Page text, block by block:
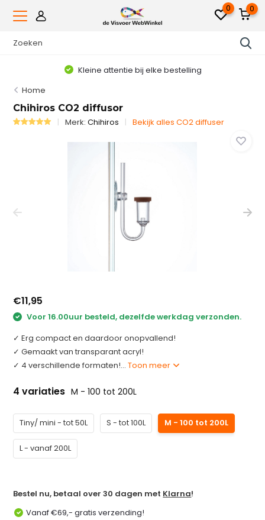
0 0
Kleine attentie bij elke bestelling
Home
Chihiros CO2 diffusor
Merk:Chihiros Bekijk alles CO2 diffuser
€11,95
Voor 16.00uur besteld, dezelfde werkdag verzonden.
✓ Erg compact en daardoor onopvallend!
✓ Gemaakt van transparant acryl!
✓ 4 verschillende formaten!...Toon meer
4 variaties M - 100 tot 200L
Tiny/ mini - tot 50L S - tot 100L M - 100 tot 200L
L - vanaf 200L
Bestel nu, betaal over 30 dagen met Klarna!
Vanaf €69,- gratis verzending!